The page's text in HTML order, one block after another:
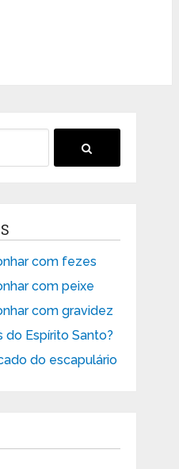
com fezes
com peixe
com gravidez
do Espírito Santo?
do escapulário